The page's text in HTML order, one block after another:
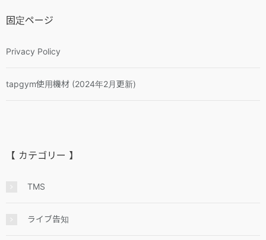
固定ページ
Privacy Policy
tapgym使用機材 (2024年2月更新)
【 カテゴリー 】
TMS
ライブ告知